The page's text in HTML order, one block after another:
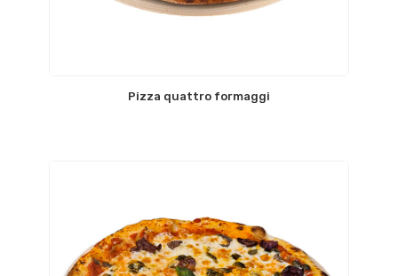
Pizza quattro formaggi